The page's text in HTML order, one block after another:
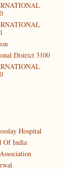
District 3100
Hospital
Of India